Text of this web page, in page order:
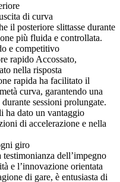
di curva
il posteriore slittasse durante
più fluida e controllata.
e competitivo
rapido Accossato,
nella risposta
rapida ha facilitato il
curva, garantendo una
sessioni prolungate.
ha dato un vantaggio
di accelerazione e nella
giro
dell’impegno
e l’innovazione orientata
di gare, è entusiasta di